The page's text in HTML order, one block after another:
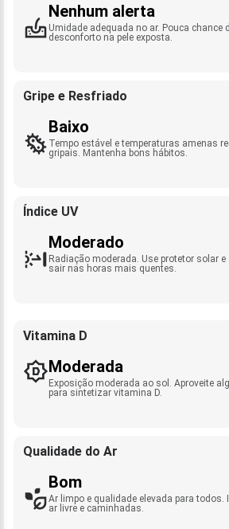
Nenhum alerta
Umidade adequada no ar. Pouca chance
desconforto na pele exposta.
Gripe e Resfriado
Baixo
Tempo estável e temperaturas amenas
gripais. Mantenha bons hábitos.
Índice UV
Moderado
Radiação moderada. Use protetor solar
sair nas horas mais quentes.
Vitamina D
Moderada
Exposição moderada ao sol. Aproveite
para sintetizar vitamina D.
Qualidade do Ar
Bom
Ar limpo e qualidade elevada para todos.
ar livre e caminhadas.